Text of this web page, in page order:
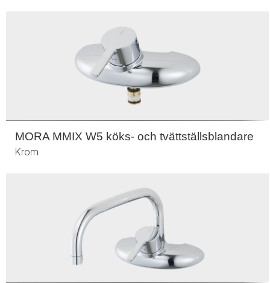
MORA MMIX W5 köks- och tvättställsblandare
Krom